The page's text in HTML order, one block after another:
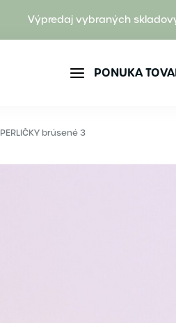
Výpredaj vybraných
PONUKA
PERLIČKY brúsené 3